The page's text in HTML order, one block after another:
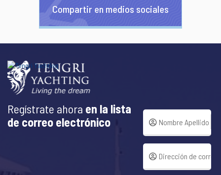
Compartir en medios sociales
Regístrate ahora en la lista
de correo electrónico